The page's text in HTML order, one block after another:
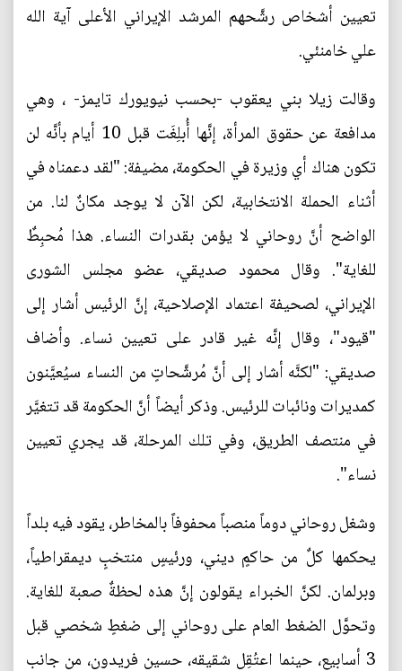
تعيين أشخاص رشَّحهم المرشد الإيراني الأعلى آية الله
علي خامنئي.
وقالت زيلا بني يعقوب -بحسب نيويورك تايمز- ، وهي
مدافعة عن حقوق المرأة، إنَّها أُبلِغَت قبل 10 أيام بأنَّه لن
تكون هناك أي وزيرة في الحكومة، مضيفة: "لقد دعمناه في
أثناء الحملة الانتخابية، لكن الآن لا يوجد مكانٌ لنا. من
الواضح أنَّ روحاني لا يؤمن بقدرات النساء. هذا مُحبِطٌ
للغاية". وقال محمود صديقي، عضو مجلس الشورى
الإيراني، لصحيفة اعتماد الإصلاحية، إنَّ الرئيس أشار إلى
"قيود"، وقال إنَّه غير قادر على تعيين نساء. وأضاف
صديقي: "لكنَّه أشار إلى أنَّ مُرشَّحاتٍ من النساء سيُعيَّنون
كمديرات ونائبات للرئيس. وذكر أيضاً أنَّ الحكومة قد تتغيَّر
في منتصف الطريق، وفي تلك المرحلة، قد يجري تعيين
نساء".
وشغل روحاني دوماً منصباً محفوفاً بالمخاطر، يقود فيه بلداً
يحكمها كلٌ من حاكمٍ ديني، ورئيسٍ منتخبٍ ديمقراطياً،
وبرلمان. لكنَّ الخبراء يقولون إنَّ هذه لحظةٌ صعبة للغاية.
وتحوَّل الضغط العام على روحاني إلى ضغطٍ شخصي قبل
3 أسابيع، حينما اعتُقِل شقيقه، حسين فريدون، من جانب